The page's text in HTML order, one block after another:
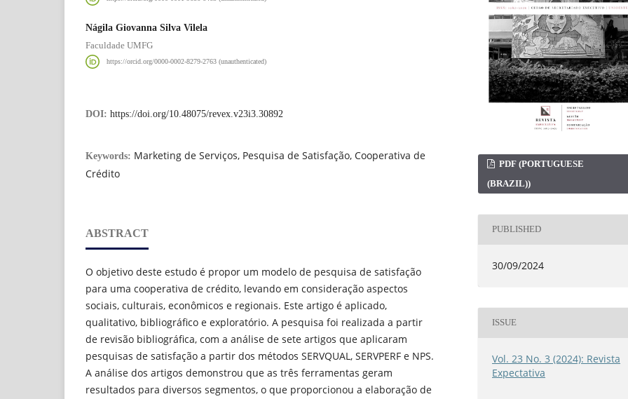
Nágila Giovanna Silva Vilela
Faculdade UMFG
https://orcid.org/0000-0002-8279-2763 (unauthenticated)
DOI: https://doi.org/10.48075/revex.v23i3.30892
Keywords: Marketing de Serviços, Pesquisa de Satisfação, Cooperativa de
Crédito
ABSTRACT
O objetivo deste estudo é propor um modelo de pesquisa de satisfação
para uma cooperativa de crédito, levando em consideração aspectos
sociais, culturais, econômicos e regionais. Este artigo é aplicado,
qualitativo, bibliográfico e exploratório. A pesquisa foi realizada a partir
de revisão bibliográfica, com a análise de sete artigos que aplicaram
pesquisas de satisfação a partir dos métodos SERVQUAL, SERVPERF e NPS.
A análise dos artigos demonstrou que as três ferramentas geram
resultados para diversos segmentos, o que proporcionou a elaboração de
PDF (PORTUGUESE
(BRAZIL))
PUBLISHED
30/09/2024
ISSUE
Vol. 23 No. 3 (2024): Revista
Expectativa